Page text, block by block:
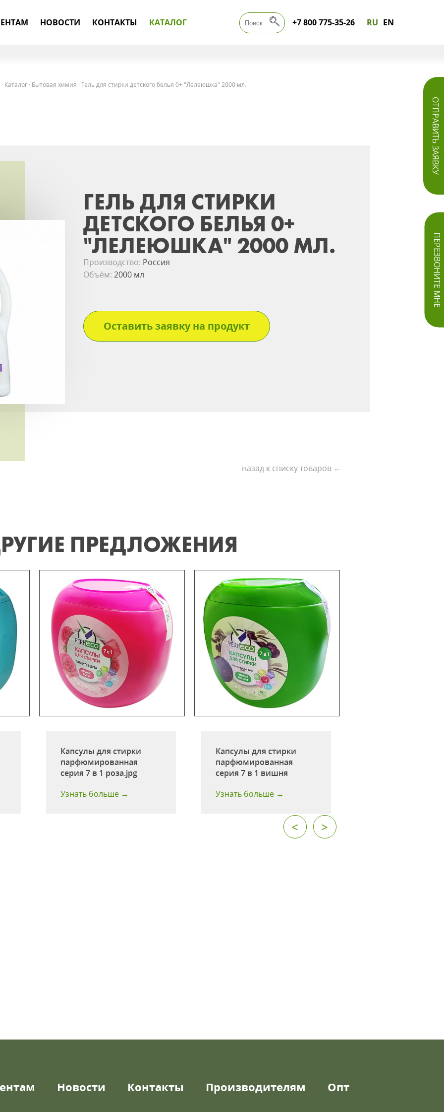
НОВОСТИ КОНТАКТЫ КАТАЛОГ +7 800 775-35-26 RU EN
ОТПРАВИТЬ ЗАЯВКУ
ПЕРЕЗВОНИТЕ МНЕ
· Каталог · Бытовая химия · Гель для стирки детского белья 0+ "Лелеюшка" 2000 мл.
ГЕЛЬ ДЛЯ СТИРКИ
ДЕТСКОГО БЕЛЬЯ 0+
"ЛЕЛЕЮШКА" 2000 МЛ.
Производство: Россия
Объём:2000 мл
Оставить заявку на продукт
назад к списку товаров ←
ПРЕДЛОЖЕНИЯ
Капсулы для стирки
парфюмированная
серия 7 в 1 роза.jpg
Узнать больше →
Капсулы для стирки
парфюмированная
серия 7 в 1 вишня
Узнать больше →
< >
Новости Контакты Производителям Опт